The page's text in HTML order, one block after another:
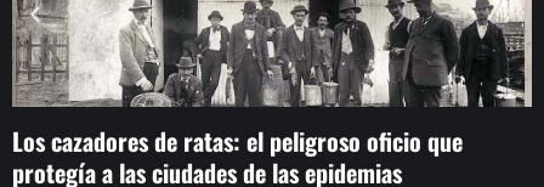
Los cazadores de ratas: el peligroso oficio que
protegía a las ciudades de las epidemias